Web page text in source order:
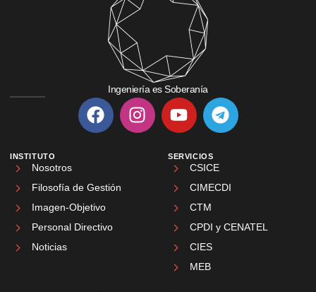
Ingeniería es Soberanía
INSTITUTO
Nosotros
Filosofía de Gestión
Imagen-Objetivo
Personal Directivo
Noticias
SERVICIOS
CSICE
CIMECDI
CTM
CPDI y CENATEL
CIES
MEB